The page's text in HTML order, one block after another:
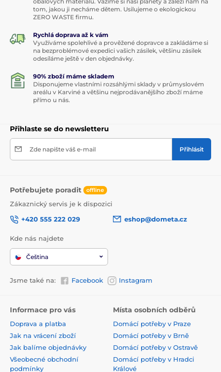
tom, jakou ji necháme dětem. Usilujeme o ekologickou
ZERO WASTE firmu.
Rychlá doprava až k vám
Využíváme spolehlivé a prověžené dopravce a zakládáme si
na bezproblémové expedici vašich zásilek, většinu zásilek
odesíláme ještě v den objednávky.
90% zboží máme skladem
Disponujeme vlastními rozsáhlými sklady v průmyslovém
areálu v Karviné a většinu nejprodávanějšího zboží máme
přímo u nás.
Přihlaste se do newsletteru
Zde napište váš e-mail Přihlásit
Potřebujete poradit offline
Zákaznický servis je k dispozici
+420 555 222 029
eshop@dometa.cz
Kde nás najdete
Čeština
Jsme také na: Facebook Instagram
Informace pro vás
Doprava a platba
Jak na vrácení zboží
Jak balíme objednávky
Všeobecné obchodní
podmínky
Místa osobních odběrů
Domácí potřeby v Praze
Domácí potřeby v Brně
Domácí potřeby v Ostravě
Domácí potřeby v Hradci
Králové